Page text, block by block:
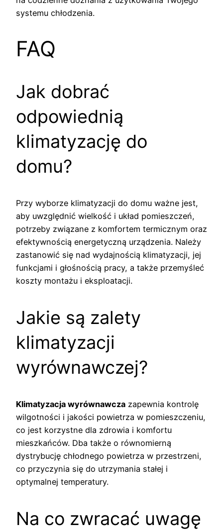
systemu chłodzenia.
FAQ
Jak dobrać
odpowiednią
klimatyzację do
domu?
Przy wyborze klimatyzacji do domu ważne jest,
aby uwzględnić wielkość i układ pomieszczeń,
potrzeby związane z komfortem termicznym oraz
efektywnością energetyczną urządzenia. Należy
zastanowić się nad wydajnością klimatyzacji, jej
funkcjami i głośnością pracy, a także przemyśleć
koszty montażu i eksploatacji.
Jakie są zalety
klimatyzacji
wyrównawczej?
Klimatyzacja wyrównawcza zapewnia kontrolę
wilgotności i jakości powietrza w pomieszczeniu,
co jest korzystne dla zdrowia i komfortu
mieszkańców. Dba także o równomierną
dystrybucję chłodnego powietrza w przestrzeni,
co przyczynia się do utrzymania stałej i
optymalnej temperatury.
Na co zwracać uwagę